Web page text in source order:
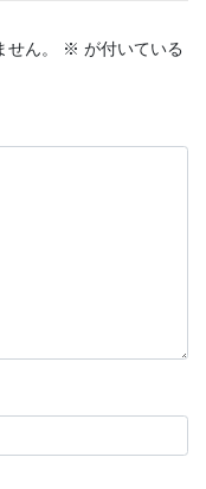
ん。 ※ が付いている